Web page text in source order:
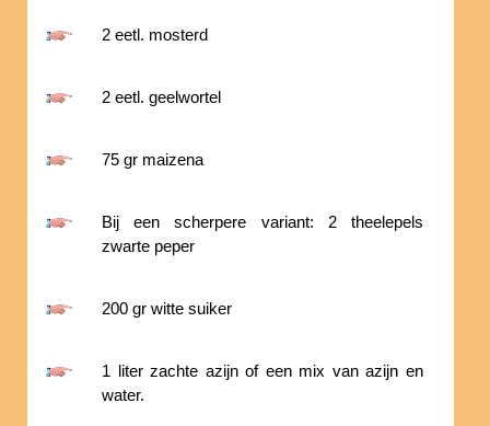
2 eetl. mosterd
2 eetl. geelwortel
75 gr maizena
Bij een scherpere variant: 2 theelepels
zwarte peper
200 gr witte suiker
1 liter zachte azijn of een mix van azijn en
water.